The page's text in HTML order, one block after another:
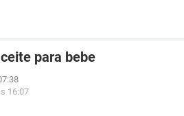
para bebe
16:07